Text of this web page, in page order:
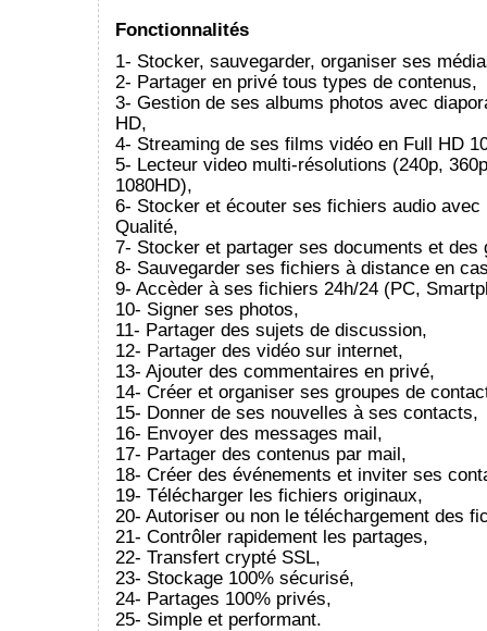
Fonctionnalités
1- Stocker, sauvegarder, organiser ses
2- Partager en privé tous types de contenus,
3- Gestion de ses albums photos avec
HD,
4- Streaming de ses films vidéo en Full HD
5- Lecteur video multi-résolutions (240p,
1080HD),
6- Stocker et écouter ses fichiers audio avec
Qualité,
7- Stocker et partager ses documents et des
8- Sauvegarder ses fichiers à distance en
9- Accèder à ses fichiers 24h/24 (PC,
10- Signer ses photos,
11- Partager des sujets de discussion,
12- Partager des vidéo sur internet,
13- Ajouter des commentaires en privé,
14- Créer et organiser ses groupes de
15- Donner de ses nouvelles à ses contacts,
16- Envoyer des messages mail,
17- Partager des contenus par mail,
18- Créer des événements et inviter ses
19- Télécharger les fichiers originaux,
20- Autoriser ou non le téléchargement des
21- Contrôler rapidement les partages,
22- Transfert crypté SSL,
23- Stockage 100% sécurisé,
24- Partages 100% privés,
25- Simple et performant.